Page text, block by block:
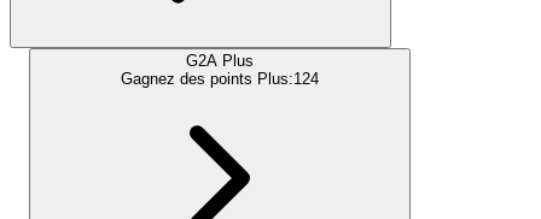
G2A Plus
Gagnez des points Plus:124